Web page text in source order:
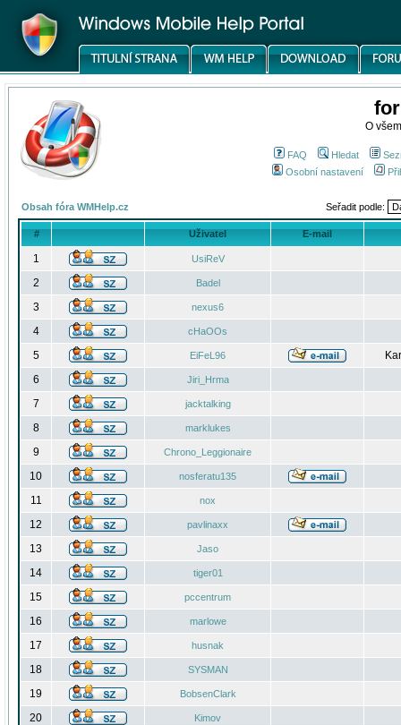
O
FAQ Hledat
Osobní nastavení
Obsah fóra WMHelp.cz Seřadit podle:
# Uživatel E-mail
1 UsiReV
2 Badel
3 nexus6
4 cHaOOs
5 EiFeL96
6
Jiri_Hrma
7 jacktalking
8 marklukes
9 Chrono_Leggionaire
10 nosferatu135
11 nox
12 pavlinaxx
13 Jaso
14 tiger01
15 pccentrum
16 marlowe
17 husnak
18 SYSMAN
19 BobsenClark
20 Kimov